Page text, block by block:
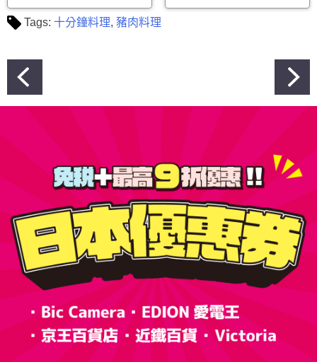
Tags: 十分鐘料理, 豬肉料理
文
章